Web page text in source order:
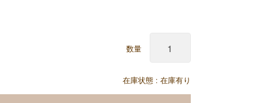
在庫状態 : 在庫有り
数量